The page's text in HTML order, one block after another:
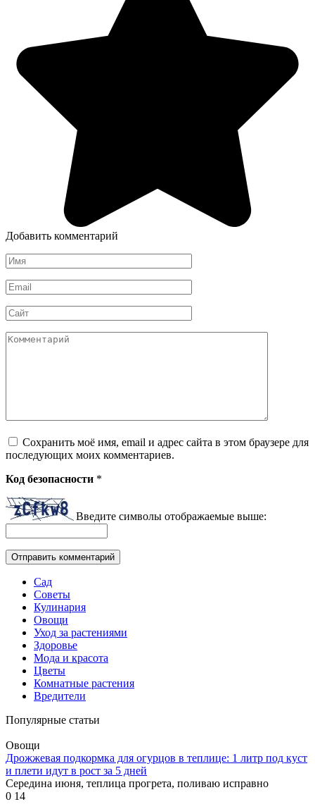
Добавить комментарий
Имя
*
Email
*
Сайт
Комментарий
Сохранить моё имя, email и адрес сайта в этом браузере для
последующих моих комментариев.
Код безопасности *
Введите символы отображаемые выше:
Сад
Советы
Кулинария
Овощи
Уход за растениями
Здоровье
Мода и красота
Цветы
Комнатные растения
Вредители
Популярные статьи
Овощи
Дрожжевая подкормка для огурцов в теплице: 1 литр под куст
и плети идут в рост за 5 дней
Середина июня, теплица прогрета, поливаю исправно
0 14